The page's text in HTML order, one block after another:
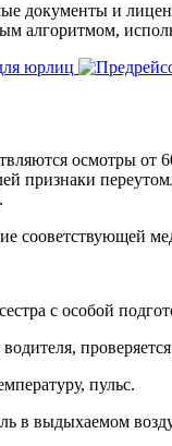
документы и
алгоритмом,
осмотры от 60
признаки
сооветствующей
с особой
пульс.
в выдыхаемом